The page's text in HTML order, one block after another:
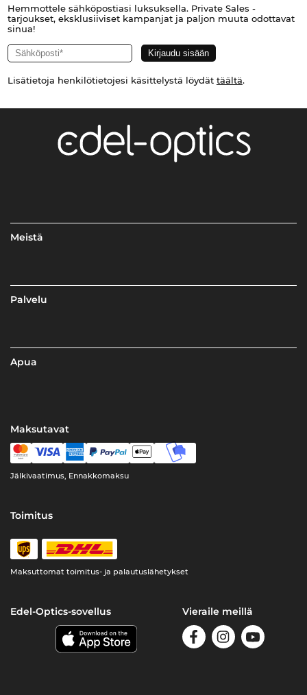
Hemmottele sähköpostiasi luksuksella. Private Sales -
tarjoukset, eksklusiiviset kampanjat ja paljon muuta odottavat
sinua!
Lisätietoja henkilötietojesi käsittelystä löydät täältä.
Meistä
Palvelu
Apua
Maksutavat
Jälkivaatimus, Ennakkomaksu
Toimitus
Maksuttomat toimitus- ja palautuslähetykset
Edel-Optics-sovellus Vieraile meillä